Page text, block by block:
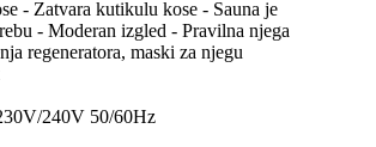
- Zatvara kutikulu kose - Sauna je
- Moderan izgled - Pravilna njega
regeneratora, maski za njegu
240V 50/60Hz